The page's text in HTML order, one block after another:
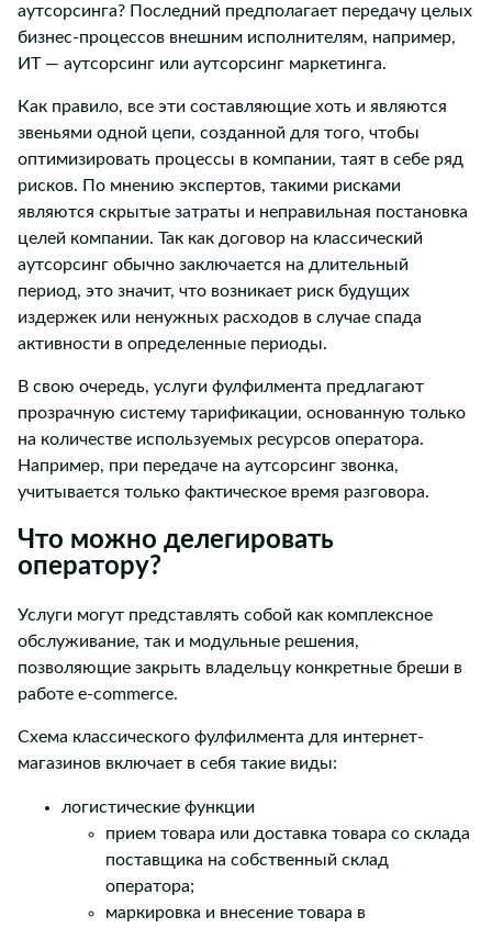
аутсорсинга? Последний предполагает передачу целых
бизнес-процессов внешним исполнителям, например,
ИТ — аутсорсинг или аутсорсинг маркетинга.
Как правило, все эти составляющие хоть и являются
звеньями одной цепи, созданной для того, чтобы
оптимизировать процессы в компании, таят в себе ряд
рисков. По мнению экспертов, такими рисками
являются скрытые затраты и неправильная постановка
целей компании. Так как договор на классический
аутсорсинг обычно заключается на длительный
период, это значит, что возникает риск будущих
издержек или ненужных расходов в случае спада
активности в определенные периоды.
В свою очередь, услуги фулфилмента предлагают
прозрачную систему тарификации, основанную только
на количестве используемых ресурсов оператора.
Например, при передаче на аутсорсинг звонка,
учитывается только фактическое время разговора.
Что можно делегировать
оператору?
Услуги могут представлять собой как комплексное
обслуживание, так и модульные решения,
позволяющие закрыть владельцу конкретные бреши в
работе e-commerce.
Схема классического фулфилмента для интернет-
магазинов включает в себя такие виды:
логистические функции
прием товара или доставка товара со склада
поставщика на собственный склад
оператора;
маркировка и внесение товара в